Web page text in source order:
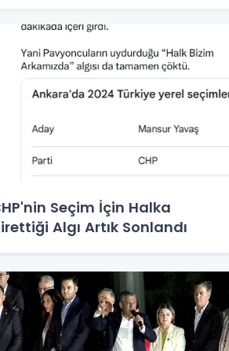
Seçim İçin Halka
Algı Artık Sonlandı